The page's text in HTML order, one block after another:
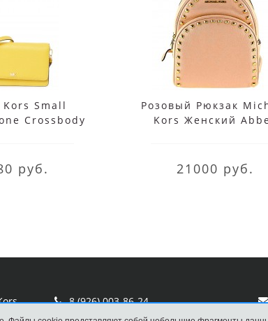
Small
Crossbody
руб.
Розовый Рюкзак
Kors Женский
21000 руб.
8 (926) 003-86-24